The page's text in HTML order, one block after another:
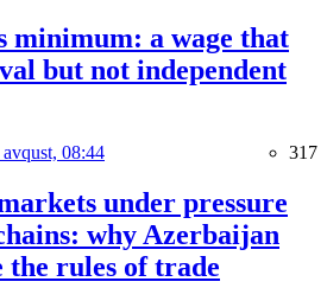
minimum: a wage that
but not independent
08:44 317
under pressure
why Azerbaijan
the rules of trade